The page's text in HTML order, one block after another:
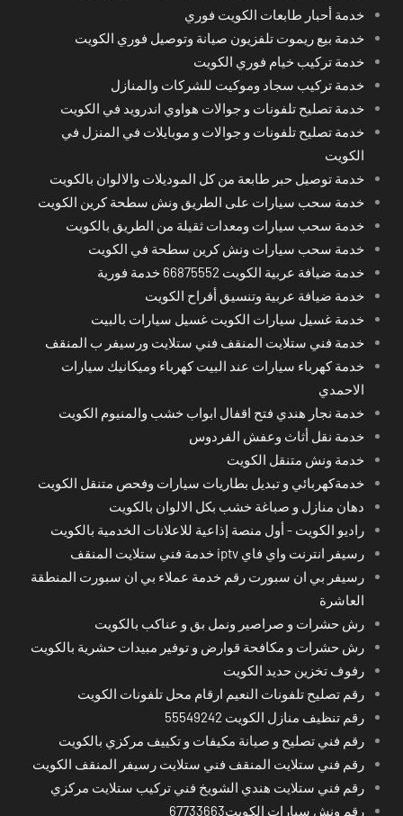
خدمة أحبار طابعات الكويت فوري
خدمة بيع ريموت تلفزيون صيانة وتوصيل فوري الكويت
خدمة تركيب خيام فوري الكويت
خدمة تركيب سجاد وموكيت للشركات والمنازل
خدمة تصليح تلفونات و جوالات هواوي اندرويد في الكويت
خدمة تصليح تلفونات و جوالات و موبايلات في المنزل في
الكويت
خدمة توصيل حبر طابعة من كل الموديلات والالوان بالكويت
خدمة سحب سيارات على الطريق ونش سطحة كرين الكويت
خدمة سحب سيارات ومعدات ثقيلة من الطريق بالكويت
خدمة سحب سيارات ونش كرين سطحة في الكويت
خدمة ضيافة عربية الكويت 66875552 خدمة فورية
خدمة ضيافة عربية وتنسيق أفراح الكويت
خدمة غسيل سيارات الكويت غسيل سيارات بالبيت
خدمة فني ستلايت المنقف فني ستلايت ورسيفر ب المنقف
خدمة كهرباء سيارات عند البيت كهرباء وميكانيك سيارات
الاحمدي
خدمة نجار هندي فتح اقفال ابواب خشب والمنيوم الكويت
خدمة نقل أثاث وعفش الفردوس
خدمة ونش متنقل الكويت
خدمةكهربائي و تبديل بطاريات سيارات وفحص متنقل الكويت
دهان منازل و صباغة خشب بكل الالوان بالكويت
راديو الكويت - أول منصة إذاعية للاعلانات الخدمية بالكويت
رسيفر انترنت واي فاي iptv خدمة فني ستلايت المنقف
رسيفر بي ان سبورت رقم خدمة عملاء بي ان سبورت المنطقة
العاشرة
رش حشرات و صراصير ونمل بق و عناكب بالكويت
رش حشرات و مكافحة قوارض و توفير مبيدات حشرية بالكويت
رفوف تخزين حديد الكويت
رقم تصليح تلفونات النعيم ارقام محل تلفونات الكويت
رقم تنظيف منازل الكويت 55549242
رقم فني تصليح و صيانة مكيفات و تكييف مركزي بالكويت
رقم فني ستلايت المنقف فني ستلايت رسيفر المنقف الكويت
رقم فني ستلايت هندي الشويخ فني تركيب ستلايت مركزي
رقم ونش سيارات الكويت67733663